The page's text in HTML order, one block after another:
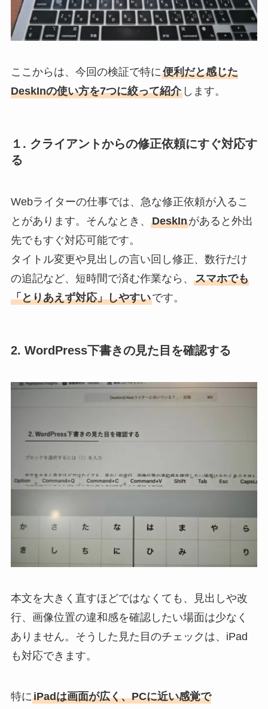
ここからは、今回の検証で特に便利だと感じた
DeskInの使い方を7つに絞って紹介します。
１. クライアントからの修正依頼にすぐ対応す
る
Webライターの仕事では、急な修正依頼が入るこ
とがあります。そんなとき、 DeskInがあると外出
先でもすぐ対応可能です。
タイトル変更や見出しの言い回し修正、数行だけ
の追記など、短時間で済む作業なら、 スマホでも
「とりあえず対応」しやすいです。
2. WordPress下書きの見た目を確認する
本文を大きく直すほどではなくても、見出しや改
行、画像位置の違和感を確認したい場面は少なく
ありません。そうした見た目のチェックは、iPad
も対応できます。
特にiPadは画面が広く、PCに近い感覚で